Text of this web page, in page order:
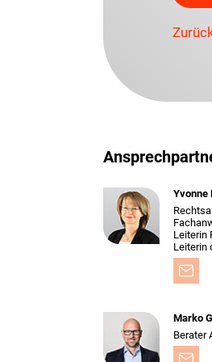
Yvonne
Leiterin
Leiterin
Marko
Berater